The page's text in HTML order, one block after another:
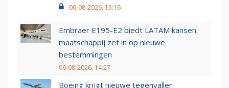
06-08-2026, 15:16
Embraer E195-E2 biedt LATAM kansen:
maatschappij zet in op nieuwe
bestemmingen
06-08-2026, 14:27
Boeing krijgt nieuwe tegenvaller: